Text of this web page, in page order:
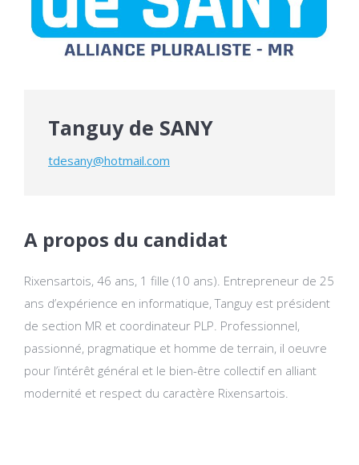
Tanguy de SANY
tdesany@hotmail.com
A propos du candidat
Rixensartois, 46 ans, 1 fille (10 ans). Entrepreneur de 25
ans d’expérience en informatique, Tanguy est président
de section MR et coordinateur PLP. Professionnel,
passionné, pragmatique et homme de terrain, il oeuvre
pour l’intérêt général et le bien-être collectif en alliant
modernité et respect du caractère Rixensartois.